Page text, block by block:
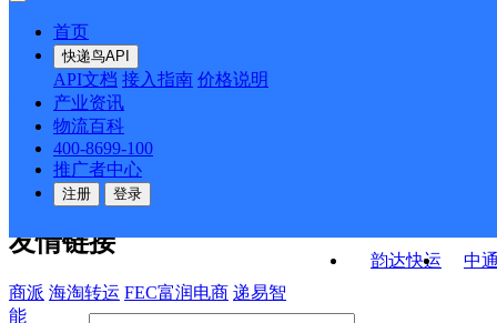
首页
快递鸟API
API文档 接入指南 价格说明
产业资讯
物流百科
400-8699-100
推广者中心
注册 登录
韵达快运
中
API接口 DEMO下载
关于我们
公司介绍 企业动态
合作伙伴 快递鸟接口服务协议
户隐私政策
友情链接
商派 海淘转运 FEC富润电商 递易智
能